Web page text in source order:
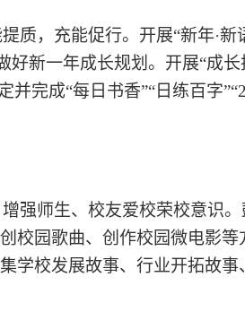
质，充能促行。开展“新年·
好新一年成长规划。开展“成
完成“每日书香”“日练百字
强师生、校友爱校荣校意识
校园歌曲、创作校园微电影
学校发展故事、行业开拓故